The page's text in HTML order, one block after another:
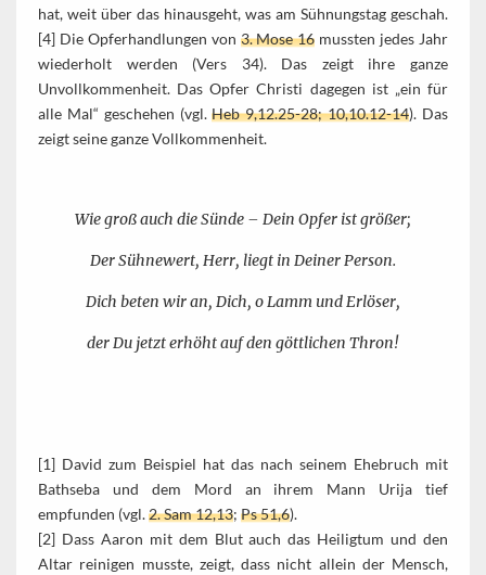
hat, weit über das hinausgeht, was am Sühnungstag geschah.
[4] Die Opferhandlungen von 3. Mose 16 mussten jedes Jahr
wiederholt werden (Vers 34). Das zeigt ihre ganze
Unvollkommenheit. Das Opfer Christi dagegen ist „ein für
alle Mal“ geschehen (vgl.Heb 9,12.25-28; 10,10.12-14). Das
zeigt seine ganze Vollkommenheit.
Wie groß auch die Sünde – Dein Opfer ist größer;
Der Sühnewert, Herr, liegt in Deiner Person.
Dich beten wir an, Dich, o Lamm und Erlöser,
der Du jetzt erhöht auf den göttlichen Thron!
[1] David zum Beispiel hat das nach seinem Ehebruch mit
Bathseba und dem Mord an ihrem Mann Urija tief
empfunden (vgl.2. Sam 12,13; Ps 51,6).
[2] Dass Aaron mit dem Blut auch das Heiligtum und den
Altar reinigen musste, zeigt, dass nicht allein der Mensch,